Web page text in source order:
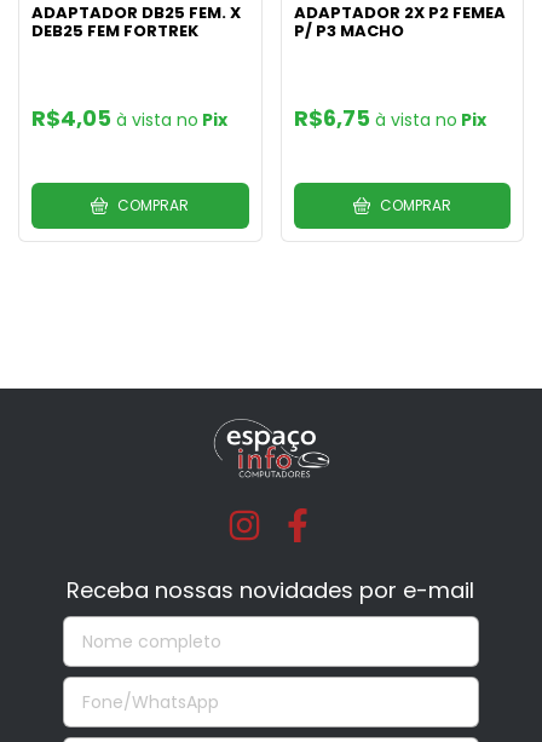
ADAPTADOR DB25 FEM. X
DEB25 FEM FORTREK
R$4,05 Pix
COMPRAR
ADAPTADOR 2X P2 FEMEA
P/ P3 MACHO
R$6,75 Pix
COMPRAR
Receba nossas novidades por e-mail